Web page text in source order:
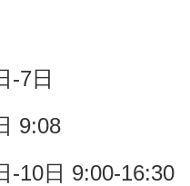
-7日
9:08
-10日 9:00-16:30